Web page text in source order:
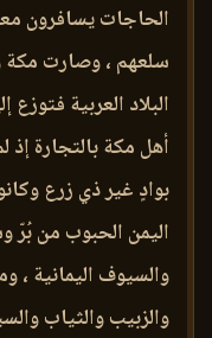
الحاجات يسافرون
سلعهم ، وصارت مكة
البلاد العربية
أهل مكة بالتجارة إذ
بوادٍ غير ذي زرع
اليمن الحبوب من بُرّ
والسيوف اليمانية ،
والزبيب والثياب